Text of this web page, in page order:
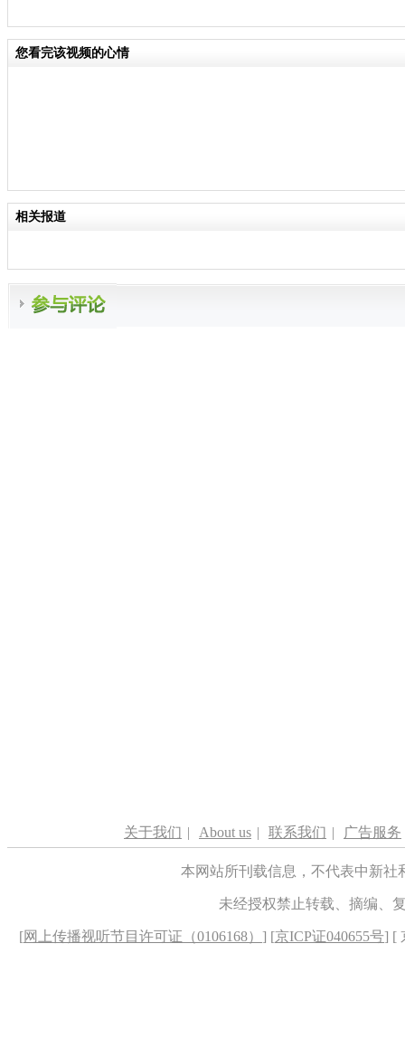
您看完该视频的心情
相关报道
关于我们 | About us | 联系我们 | 广告服务
本网站所刊载信息，不代表中新
未经授权禁止转载、摘编、
[网上传播视听节目许可证（0106168） ] [京ICP证040655号] [